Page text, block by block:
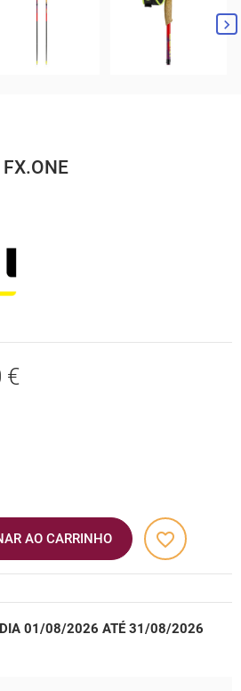

€
AO CARRINHO favorite_border
DIA 01/08/2026 ATÉ 31/08/2026